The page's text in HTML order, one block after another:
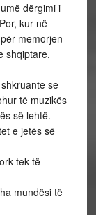
dërgimi i
kur në
memorjen
shqiptare,
se
të muzikës
së lehtë.
e jetës së
tek të
mundësi të